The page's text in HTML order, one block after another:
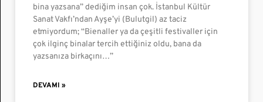
bina yazsana” dediğim insan çok. İstanbul Kültür
Sanat Vakfı’ndan Ayşe’yi (Bulutgil) az taciz
etmiyordum; “Bienaller ya da çeşitli festivaller için
çok ilginç binalar tercih ettiğiniz oldu, bana da
yazsanıza birkaçını…”
DEVAMI »